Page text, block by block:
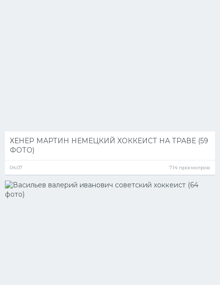
ХЕНЕР МАРТИН НЕМЕЦКИЙ ХОККЕИСТ НА ТРАВЕ (59
ФОТО)
04.07 714 просмотров